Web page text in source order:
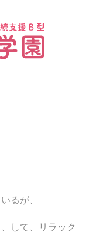
るが、
して、リラック